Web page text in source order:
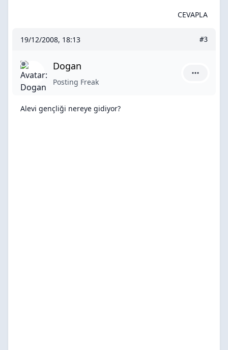
CEVAPLA
19/12/2008, 18:13 #3
Dogan
Posting Freak
Alevi gençliği nereye gidiyor?